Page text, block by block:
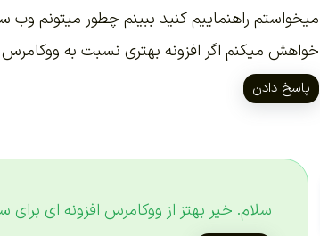
میخواستم راهنماییم کنید ببینم چطور میتونم
خواهش میکنم اگر افزونه بهتری نسبت به
پاسخ دادن
سلام. خیر بهتز از ووکامرس افزونه ای